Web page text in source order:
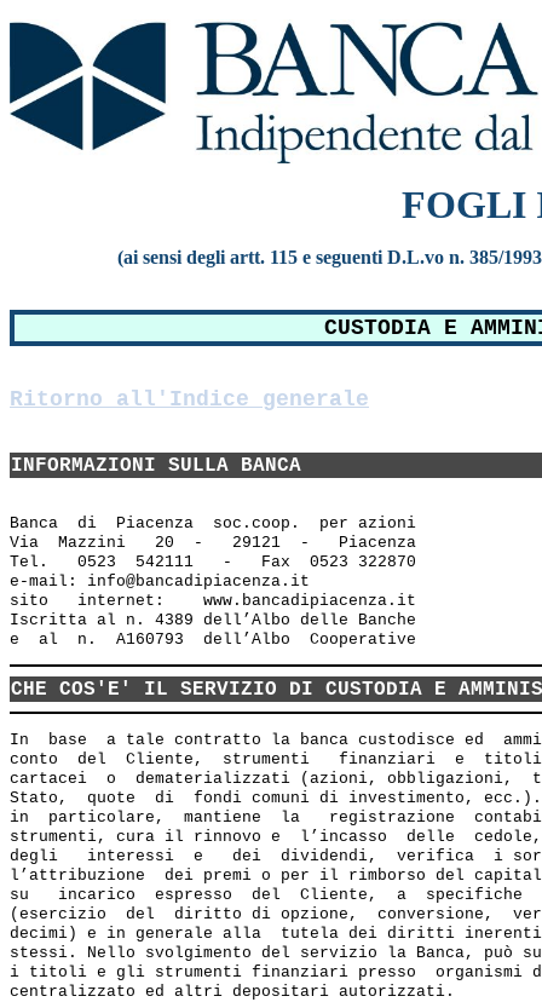
FOGLI
(ai sensi degli artt. 115 e seguenti D.L.vo n. 385/
CUSTODIA E
Ritorno all'Indice generale
INFORMAZIONI SULLA BANCA
Banca  di  Piacenza  soc.coop.  per azioni
Via  Mazzini   20  -   29121  -   Piacenza
Tel.   0523  542111   -   Fax  0523 322870
e-mail: info@bancadipiacenza.it
sito   internet:    www.bancadipiacenza.it
Iscritta al n. 4389 dell’Albo delle Banche
CHE COS'E' IL SERVIZIO DI CUSTODIA E
In  base  a tale contratto la banca custodisce ed
conto  del  Cliente,  strumenti   finanziari  e  titoli
cartacei  o  dematerializzati (azioni,
Stato,  quote  di  fondi comuni di investimento, ecc.).
in  particolare,  mantiene  la   registrazione
strumenti, cura il rinnovo e  l’incasso  delle
degli   interessi  e   dei  dividendi,  verifica  i
l’attribuzione  dei premi o per il rimborso del
su   incarico  espresso  del  Cliente,  a  specifiche
(esercizio  del  diritto di opzione,  conversione,
decimi) e in generale alla  tutela dei diritti
stessi. Nello svolgimento del servizio la Banca, può
i titoli e gli strumenti finanziari presso  organismi
centralizzato ed altri depositari autorizzati.